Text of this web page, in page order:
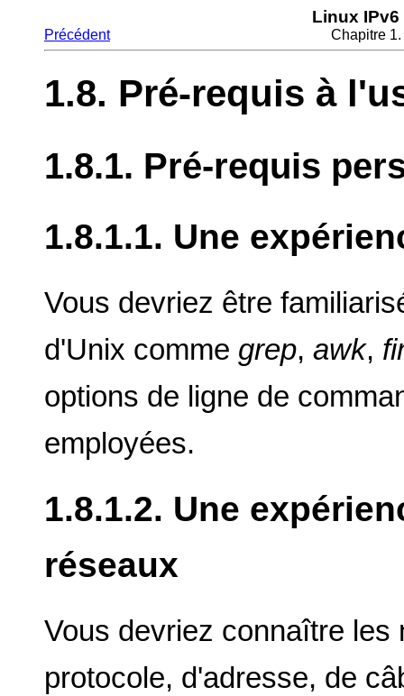
Linux IPv6
Précédent Chapitre
1.8. Pré-requis à
1.8.1. Pré-requis
1.8.1.1. Une
Vous devriez être
d'Unix comme grep, awk,
options de ligne de
employées.
1.8.1.2. Une
réseaux
Vous devriez connaître les
protocole, d'adresse, de